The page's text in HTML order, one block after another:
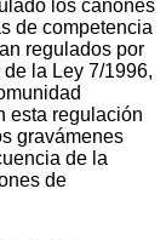
los cánones
de competencia
regulados por
la Ley 7/1996,
esta regulación
gravámenes
de la
de